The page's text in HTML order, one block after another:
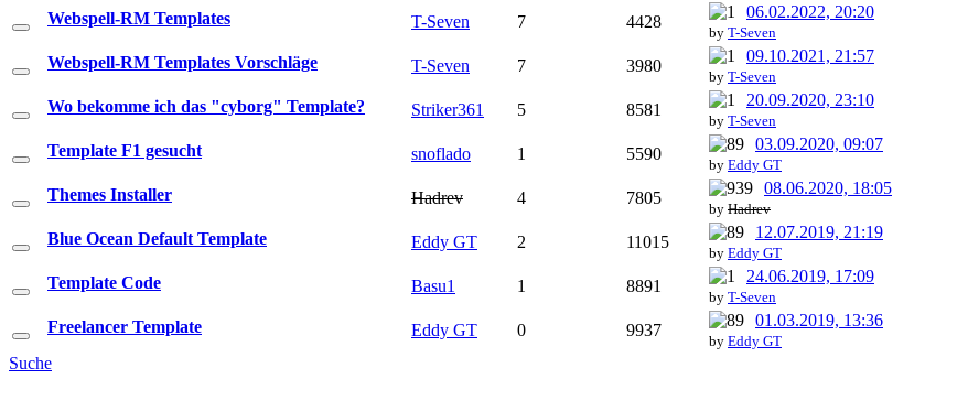
Webspell-RM Templates T-Seven 7 4428
06.02.2022, 20:20
by T-Seven
Webspell-RM Templates Vorschläge T-Seven 7 3980
09.10.2021, 21:57
by T-Seven
Wo bekomme ich das "cyborg" Template? Striker361 5 8581
20.09.2020, 23:10
by T-Seven
Template F1 gesucht snoflado 1 5590
03.09.2020, 09:07
by Eddy GT
Themes Installer Hadrev 4 7805
08.06.2020, 18:05
by Hadrev
Blue Ocean Default Template Eddy GT 2 11015
12.07.2019, 21:19
by Eddy GT
Template Code Basu1 1 8891
24.06.2019, 17:09
by T-Seven
Freelancer Template Eddy GT 0 9937
01.03.2019, 13:36
by Eddy GT
Suche